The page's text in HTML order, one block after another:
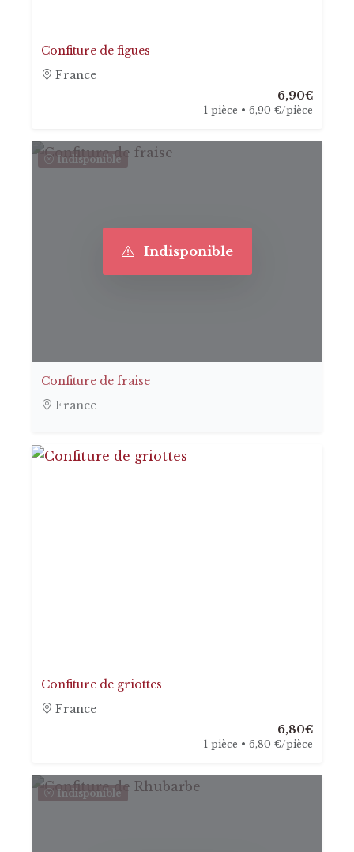
Confiture de figues
France
6,90€
1 pièce • 6,90 €/pièce
Indisponible
Indisponible
Confiture de fraise
France
Confiture de griottes
France
6,80€
1 pièce • 6,80 €/pièce
Indisponible